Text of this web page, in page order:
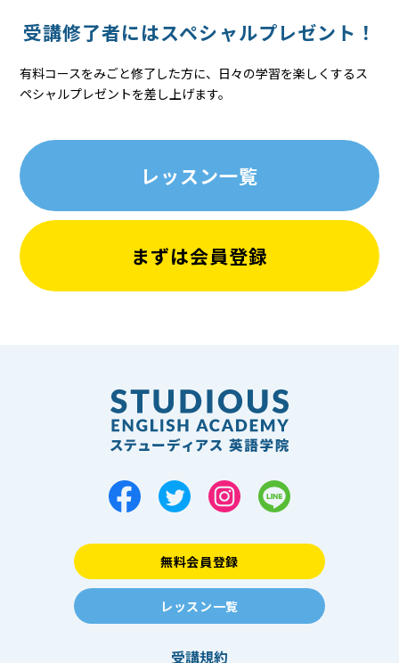
受講修了者にはスペシャルプレゼント！
有料コースをみごと修了した方に、日々の学習を楽しくするス
ペシャルプレゼントを差し上げます。
レッスン一覧
まずは会員登録
無料会員登録
レッスン一覧
受講規約